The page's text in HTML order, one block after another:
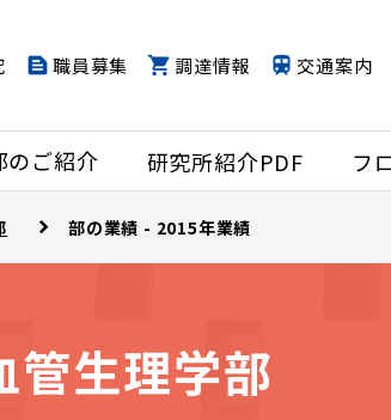
のご紹介 研究所紹介PDF フ
職員募集 調達情報 交通案内
部の業績 - 2015年業績
管生理学部